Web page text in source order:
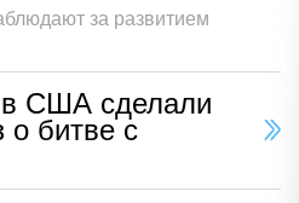
за развитием
в США сделали
о битве с